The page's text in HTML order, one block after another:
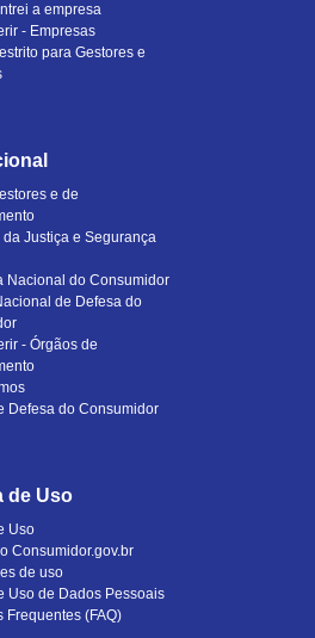
a empresa
- Empresas
para Gestores e
e de
da Justiça e Segurança
Nacional do Consumidor
de Defesa do
- Órgãos de
Defesa do Consumidor
de Uso
Uso
Consumidor.gov.br
de uso
Uso de Dados Pessoais
Frequentes (FAQ)